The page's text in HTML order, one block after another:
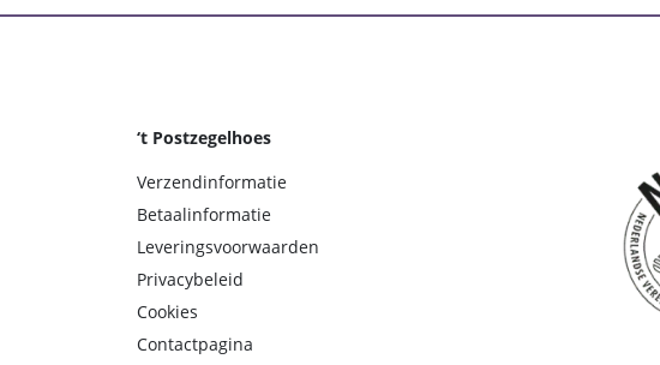
‘t Postzegelhoes
Verzendinformatie
Betaalinformatie
Leveringsvoorwaarden
Privacybeleid
Cookies
Contactpagina